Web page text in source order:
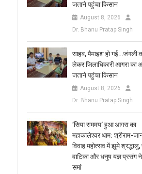
जताने पहुंचा किसान
August 8, 2026
Dr. Bhanu Pratap Singh
साहब, पैमाइश हो गई…जंगली
लेकर जिलाधिकारी आगरा का
जताने पहुंचा किसान
August 8, 2026
Dr. Bhanu Pratap Singh
​’सिया राममय’ हुआ आगरा का
महाकालेश्वर धाम: श्रीराम-
विवाह महोत्सव में झूमे श्रद्धालु,
वाटिका और धनुष यज्ञ प्रसंग ने
समां